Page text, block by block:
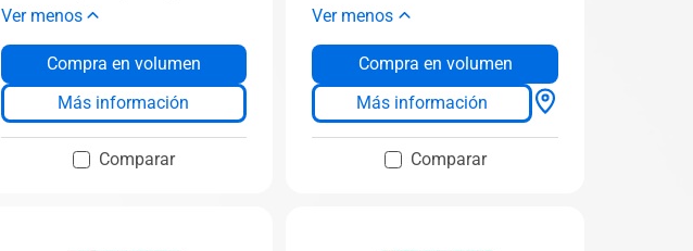
Ver menos
Compra en volumen
Más información
Comparar
Ver menos
Compra en volumen
Más información
Comparar